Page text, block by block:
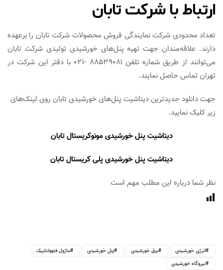
ارتباط با شرکت تابان
تعداد محدودی شرکت نمایندگی فروش محصولات شرکت تابان را برعهده
دارند. علاقه‌مندان جهت تهیه پنل‌های خورشیدی تولیدی شرکت تابان
می‌توانند از طریق شماره تلفن ۸۸۵۳۹۰۸۱ -۰۲۱ با دفتر این شرکت در
تهران تماس حاصل نمایند.
جهت دانلود جدیدترین دیتاشیت پنل‌های خورشیدی تابان روی لینک‌های
زیر کلیک نمایید.
دیتاشیت پنل خورشیدی مونوکریستال تابان
دیتاشیت پنل خورشیدی پلی کریستال تابان
نظر شما درباره این مطلب مهم است
انرژی خورشیدی برق خورشیدی پنل خورشیدی
ماژول فتوولتاییک
نیروگاه خورشیدی